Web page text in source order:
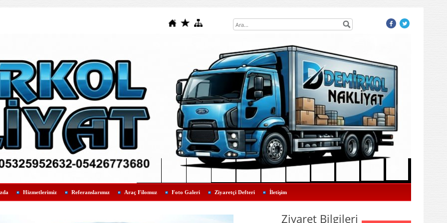
Hizmetlerimiz Referanslarımız Araç Filomuz Foto Galeri Ziyaretçi Defteri İletişim
Ziyaret Bilgileri